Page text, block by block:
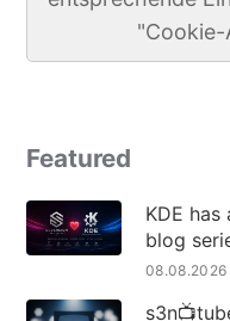
"Cookie-
Featured
KDE has
blog
08.08.2026